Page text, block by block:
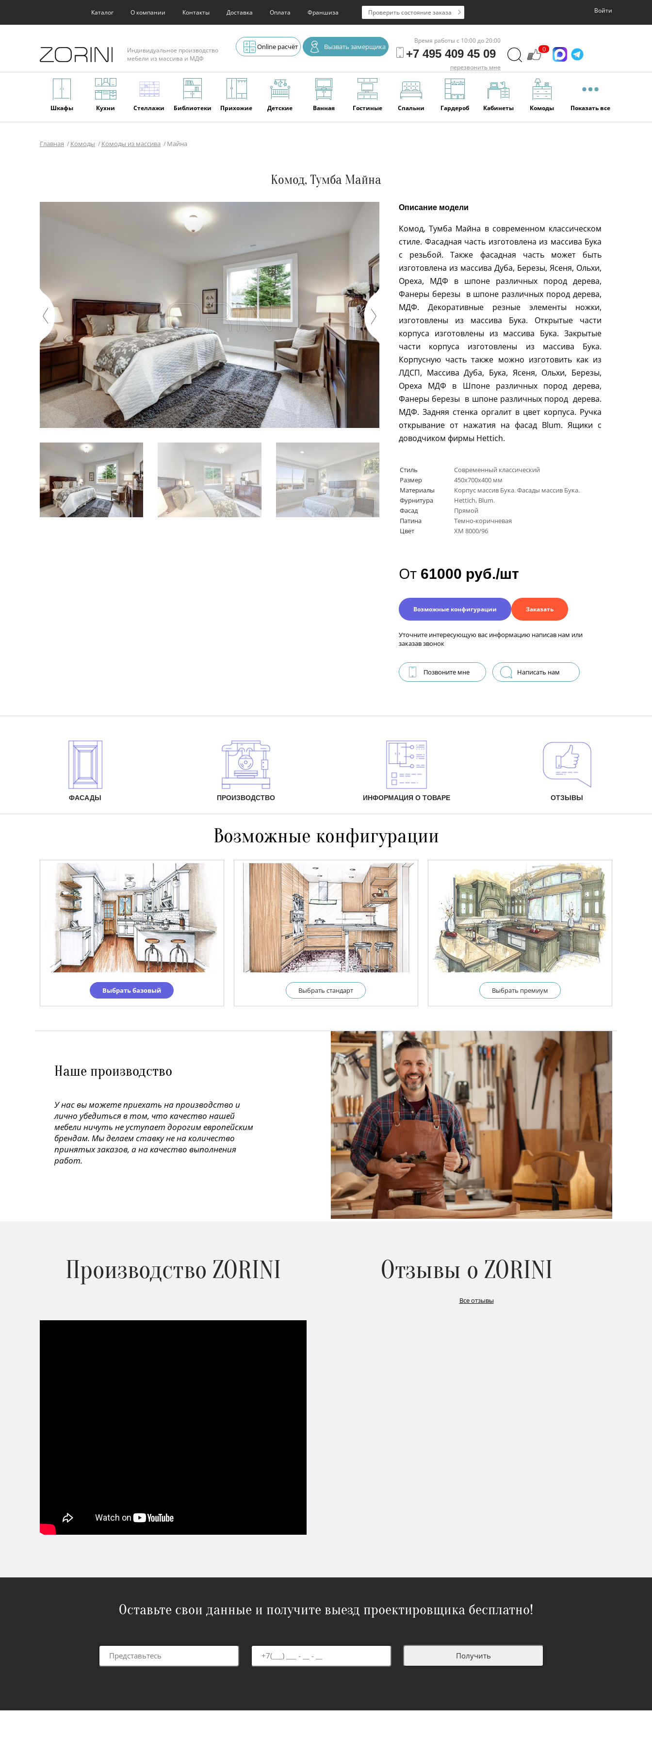
Каталог О компании Контакты Доставка Оплата Франшиза Войти
Проверить состояние заказа
Индивидуальное производство
мебели из массива и МДФ
Online расчёт Вызвать замерщика
Время работы с 10:00 до 20:00
+7 495 409 45 09
перезвонить мне
0
Шкафы Кухни Стеллажи Библиотеки Прихожие Детские Ванная Гостиные Спальни Гардероб Кабинеты Комоды Показать все
Главная Комоды Комоды из массива Майна
Комод, Тумба Майна
Описание модели
Комод, Тумба Майна в современном классическом
стиле. Фасадная часть изготовлена из массива Бука
с резьбой. Также фасадная часть может быть
изготовлена из массива Дуба, Березы, Ясеня, Ольхи,
Ореха, МДФ в шпоне различных пород дерева,
Фанеры березы в шпоне различных пород дерева,
МДФ. Декоративные резные элементы ножки,
изготовлены из массива Бука. Открытые части
корпуса изготовлены из массива Бука. Закрытые
части корпуса изготовлены из массива Бука.
Корпусную часть также можно изготовить как из
ЛДСП, Массива Дуба, Бука, Ясеня, Ольхи, Березы,
Ореха МДФ в Шпоне различных пород дерева,
Фанеры березы в шпоне различных пород дерева.
МДФ. Задняя стенка оргалит в цвет корпуса. Ручка
открывание от нажатия на фасад Blum. Ящики с
доводчиком фирмы Hettich.
Стиль
Современный классический
Размер
450х700х400 мм
Материалы
Корпус массив Бука. Фасады массив Бука.
Фурнитура
Hettich, Blum.
Фасад
Прямой
Патина
Темно-коричневая
Цвет
XM 8000/96
От 61000 руб./шт
Возможные конфигурации Заказать
Уточните интересующую вас информацию написав нам или
заказав звонок
Позвоните мне Написать нам
ФАСАДЫ ПРОИЗВОДСТВО ИНФОРМАЦИЯ О ТОВАРЕ ОТЗЫВЫ
Возможные конфигурации
Выбрать базовый Выбрать cтандарт Выбрать премиум
Наше производство
У нас вы можете приехать на производство и
лично убедиться в том, что качество нашей
мебели ничуть не уступает дорогим европейским
брендам. Мы делаем ставку не на количество
принятых заказов, а на качество выполнения
работ.
Производство ZORINI Отзывы о ZORINI
Все отзывы
Оставьте свои данные и получите выезд проектировщика бесплатно!